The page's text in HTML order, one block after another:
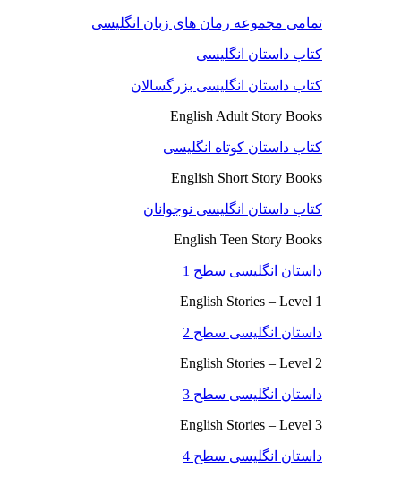
تمامی مجموعه رمان های زبان انگلیسی
کتاب داستان انگلیسی
کتاب داستان انگلیسی بزرگسالان
English Adult Story Books
کتاب داستان کوتاه انگلیسی
English Short Story Books
کتاب داستان انگلیسی نوجوانان
English Teen Story Books
داستان انگلیسی سطح 1
English Stories – Level 1
داستان انگلیسی سطح 2
English Stories – Level 2
داستان انگلیسی سطح 3
English Stories – Level 3
داستان انگلیسی سطح 4